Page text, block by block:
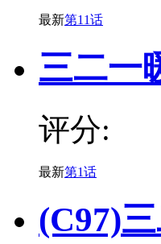
最新第11话
三二一
评分:
最新第1话
(C97)